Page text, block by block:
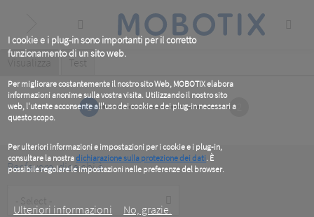
I cookie e i plug-in sono importanti per il corretto
funzionamento di un sito web.
Per migliorare costantemente il nostro sito Web, MOBOTIX elabora
informazioni anonime sulla vostra visita. Utilizzando il nostro sito
web, l'utente acconsente all'uso dei cookie e dei plug-in necessari a
questo scopo.
Per ulteriori informazioni e impostazioni per i cookie e i plug-in,
consultare la nostradichiarazione sulla protezione dei dati. È
possibile regolare le impostazioni nelle preferenze del browser.
Ulteriori informazioni
No, grazie.
content
Primary
tabs
Visualizza (active
Test
1
Per favore, dice chi è
Type